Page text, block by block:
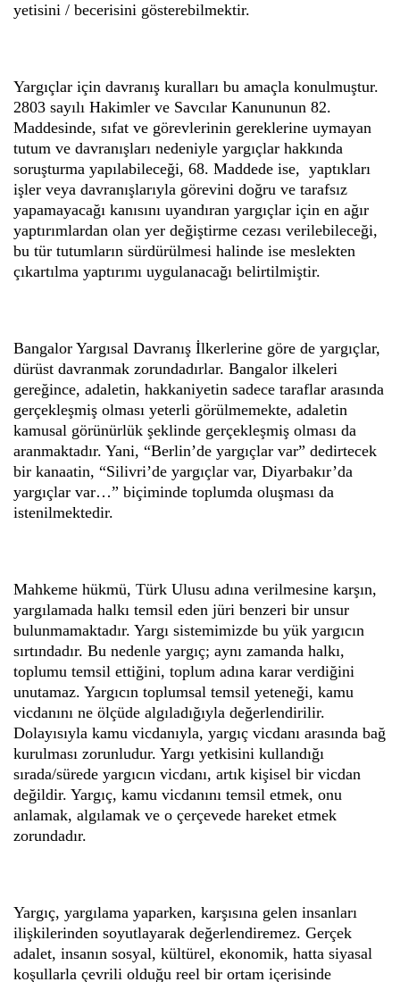
yetisini / becerisini gösterebilmektir.
Yargıçlar için davranış kuralları bu amaçla konulmuştur.
2803 sayılı Hakimler ve Savcılar Kanununun 82.
Maddesinde, sıfat ve görevlerinin gereklerine uymayan
tutum ve davranışları nedeniyle yargıçlar hakkında
soruşturma yapılabileceği, 68. Maddede ise, yaptıkları
işler veya davranışlarıyla görevini doğru ve tarafsız
yapamayacağı kanısını uyandıran yargıçlar için en ağır
yaptırımlardan olan yer değiştirme cezası verilebileceği,
bu tür tutumların sürdürülmesi halinde ise meslekten
çıkartılma yaptırımı uygulanacağı belirtilmiştir.
Bangalor Yargısal Davranış İlkerlerine göre de yargıçlar,
dürüst davranmak zorundadırlar. Bangalor ilkeleri
gereğince, adaletin, hakkaniyetin sadece taraflar arasında
gerçekleşmiş olması yeterli görülmemekte, adaletin
kamusal görünürlük şeklinde gerçekleşmiş olması da
aranmaktadır. Yani, “Berlin’de yargıçlar var” dedirtecek
bir kanaatin, “Silivri’de yargıçlar var, Diyarbakır’da
yargıçlar var…” biçiminde toplumda oluşması da
istenilmektedir.
Mahkeme hükmü, Türk Ulusu adına verilmesine karşın,
yargılamada halkı temsil eden jüri benzeri bir unsur
bulunmamaktadır. Yargı sistemimizde bu yük yargıcın
sırtındadır. Bu nedenle yargıç; aynı zamanda halkı,
toplumu temsil ettiğini, toplum adına karar verdiğini
unutamaz. Yargıcın toplumsal temsil yeteneği, kamu
vicdanını ne ölçüde algıladığıyla değerlendirilir.
Dolayısıyla kamu vicdanıyla, yargıç vicdanı arasında bağ
kurulması zorunludur. Yargı yetkisini kullandığı
sırada/sürede yargıcın vicdanı, artık kişisel bir vicdan
değildir. Yargıç, kamu vicdanını temsil etmek, onu
anlamak, algılamak ve o çerçevede hareket etmek
zorundadır.
Yargıç, yargılama yaparken, karşısına gelen insanları
ilişkilerinden soyutlayarak değerlendiremez. Gerçek
adalet, insanın sosyal, kültürel, ekonomik, hatta siyasal
koşullarla çevrili olduğu reel bir ortam içerisinde